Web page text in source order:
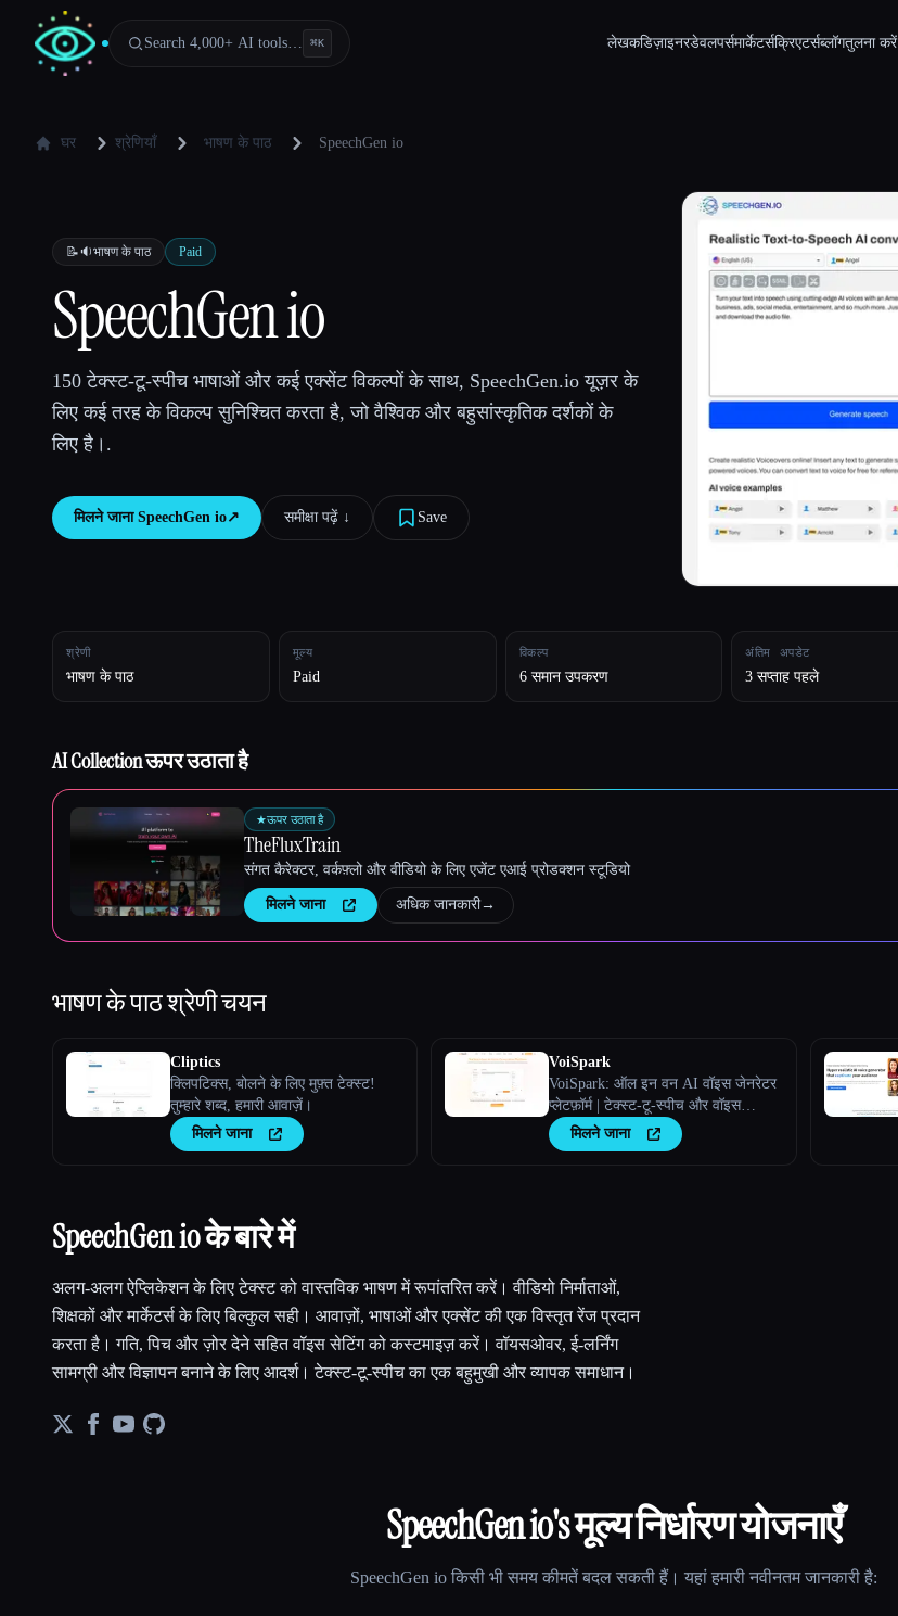
Search 4,000+ AI tools… ⌘K लेखकडिज़ाइनरडेवलपर्समार्केटर्सक्रिएटर्सब्लॉगतुलना करें
घर श्रेणियाँ भाषण के पाठ SpeechGen io
📝🔉भाषण के पाठ Paid
SpeechGen io
150 टेक्स्ट-टू-स्पीच भाषाओं और कई एक्सेंट विकल्पों के साथ, SpeechGen.io यूज़र के
लिए कई तरह के विकल्प सुनिश्चित करता है, जो वैश्विक और बहुसांस्कृतिक दर्शकों के
लिए है।.
मिलने जाना SpeechGen io↗︎ समीक्षा पढ़ें ↓︎ Save
श्रेणी
भाषण के पाठ
मूल्य
Paid
विकल्प
6 समान उपकरण
अंतिम अपडेट
3 सप्ताह पहले
AI Collection ऊपर उठाता है
★ऊपर उठाता है
TheFluxTrain
संगत कैरेक्टर, वर्कफ़्लो और वीडियो के लिए एजेंट एआई प्रोडक्शन स्टूडियो
मिलने जाना अधिक जानकारी→
भाषण के पाठश्रेणी चयन
Cliptics
क्लिपटिक्स, बोलने के लिए मुफ़्त टेक्स्ट!
तुम्हारे शब्द, हमारी आवाज़ें।
मिलने जाना
VoiSpark
VoiSpark: ऑल इन वन AI वॉइस जेनरेटर
प्लेटफ़ॉर्म | टेक्स्ट-टू-स्पीच और वॉइस
क्लोनिंगमिलने जाना
SpeechGen io के बारे में
अलग-अलग ऐप्लिकेशन के लिए टेक्स्ट को वास्तविक भाषण में रूपांतरित करें। वीडियो निर्माताओं,
शिक्षकों और मार्केटर्स के लिए बिल्कुल सही। आवाज़ों, भाषाओं और एक्सेंट की एक विस्तृत रेंज प्रदान
करता है। गति, पिच और ज़ोर देने सहित वॉइस सेटिंग को कस्टमाइज़ करें। वॉयसओवर, ई-लर्निंग
सामग्री और विज्ञापन बनाने के लिए आदर्श। टेक्स्ट-टू-स्पीच का एक बहुमुखी और व्यापक समाधान।
SpeechGen io's मूल्य निर्धारण योजनाएँ
SpeechGen io किसी भी समय कीमतें बदल सकती हैं। यहां हमारी नवीनतम जानकारी है: